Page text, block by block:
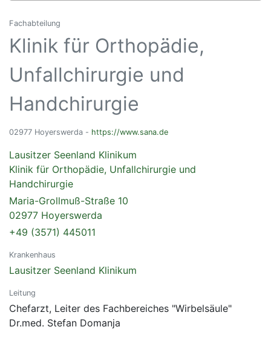
Fachabteilung
Klinik für Orthopädie,
Unfallchirurgie und
Handchirurgie
02977 Hoyerswerda - https://www.sana.de
Lausitzer Seenland Klinikum
Klinik für Orthopädie, Unfallchirurgie und
Handchirurgie
Maria-Grollmuß-Straße 10
02977 Hoyerswerda
+49 (3571) 445011
Krankenhaus
Lausitzer Seenland Klinikum
Leitung
Chefarzt, Leiter des Fachbereiches "Wirbelsäule"
Dr.med. Stefan Domanja